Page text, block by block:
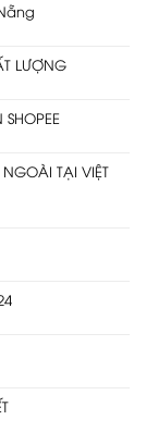
LƯỢNG
TẠI VIỆT